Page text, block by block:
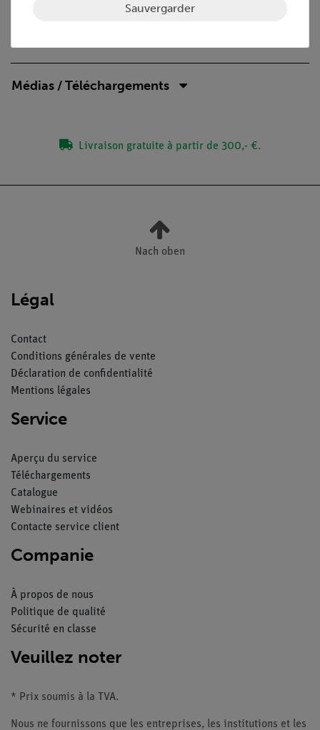
Médias / Téléchargements
Livraison gratuite à partir de 300,- €.
Nach oben
Légal
Contact
Conditions générales de vente
Déclaration de confidentialité
Mentions légales
Service
Aperçu du service
Téléchargements
Catalogue
Webinaires et vidéos
Contacte service client
Companie
À propos de nous
Politique de qualité
Sécurité en classe
Veuillez noter
* Prix soumis à la TVA.
Nous ne fournissons que les entreprises, les institutions et les
Sauvergarder